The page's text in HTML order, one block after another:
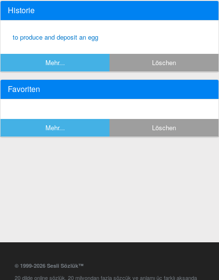
Historie
to produce and deposit an egg
Mehr... Löschen
Favoriten
Mehr... Löschen
© 1999-2026 Sesli Sözlük™
20 dilde online sözlük. 20 milyondan fazla sözcük ve anlamı üç farklı aksanda